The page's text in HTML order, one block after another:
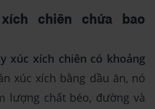
chiên chứa bao
xúc xích chiên có khoảng
xúc xích bằng dầu ăn, nó
lượng chất béo, đường và